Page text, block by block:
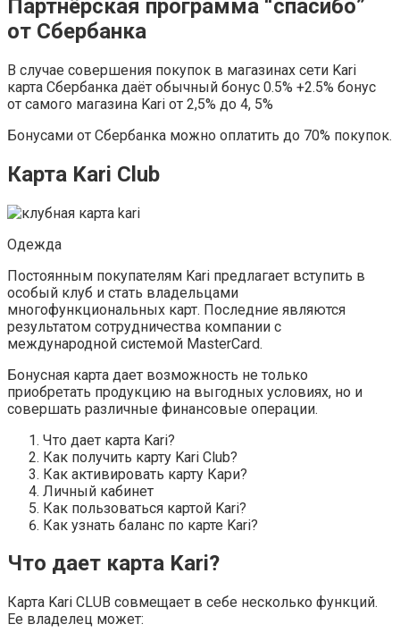
Партнёрская программа “спасибо”
от Сбербанка
В случае совершения покупок в магазинах сети Kari
карта Сбербанка даёт обычный бонус 0.5% +2.5% бонус
от самого магазина Kari от 2,5% до 4, 5%
Бонусами от Сбербанка можно оплатить до 70% покупок.
Карта Kari Club
Одежда
Постоянным покупателям Kari предлагает вступить в
особый клуб и стать владельцами
многофункциональных карт. Последние являются
результатом сотрудничества компании с
международной системой MasterCard.
Бонусная карта дает возможность не только
приобретать продукцию на выгодных условиях, но и
совершать различные финансовые операции.
Что дает карта Kari?
Как получить карту Kari Club?
Как активировать карту Кари?
Личный кабинет
Как пользоваться картой Kari?
Как узнать баланс по карте Kari?
Что дает карта Kari?
Карта Kari СLUB совмещает в себе несколько функций.
Ее владелец может: